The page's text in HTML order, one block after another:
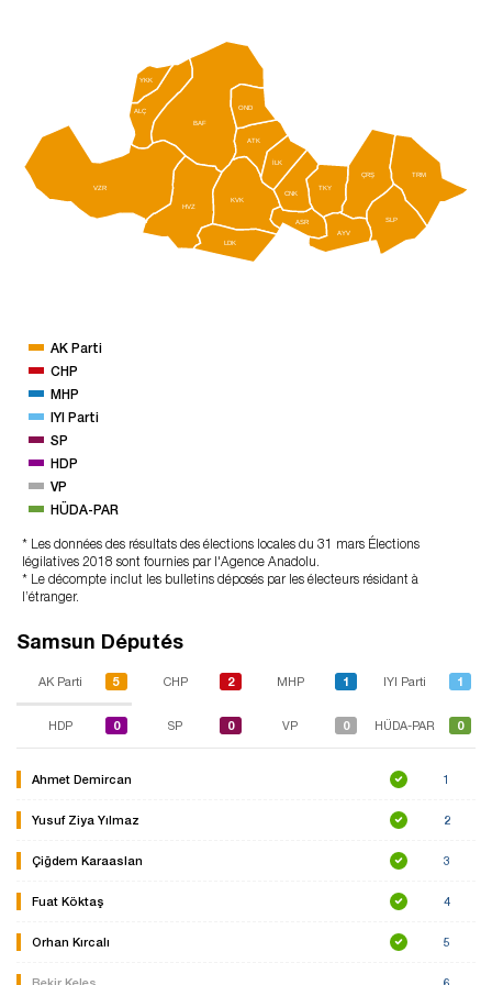
ALÇ
BAF
ÇRŞ
HVZ
KVK
LDK
TRM
VZR
ASR SLP
TKY
AYV
YKK
ATK
CNK
İLK
OND
AK Parti
CHP
MHP
IYI Parti
SP
HDP
VP
HÜDA-PAR
* Les données des résultats des élections locales du 31 mars Élections
légilatives 2018 sont fournies par l'Agence Anadolu.
* Le décompte inclut les bulletins déposés par les électeurs résidant à
l’étranger.
Samsun Députés
AK Parti 5 CHP 2 MHP 1 IYI Parti 1
HDP 0 SP 0 VP 0 HÜDA-PAR 0
Ahmet Demircan 1
Yusuf Ziya Yılmaz 2
Çiğdem Karaaslan 3
Fuat Köktaş 4
Orhan Kırcalı 5
Bekir Keleş 6